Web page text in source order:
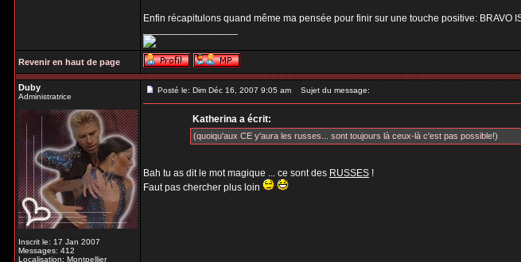
Enfin récapitulons quand même ma pensée pour finir sur une touche positive: BRAVO
_________________
Revenir en haut de page
Duby
Administratrice
Inscrit le: 17 Jan 2007
Messages: 412
Localisation: Montpellier
Posté le: Dim Déc 16, 2007 9:05 am Sujet du message:
Katherina a écrit:
(quoiqu'aux CE y'aura les russes... sont toujours là ceux-là c'est pas possible!)
Bah tu as dit le mot magique ... ce sont desRUSSES!
Faut pas chercher plus loin